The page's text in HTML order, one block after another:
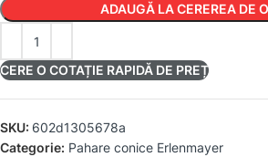
ADAUGĂ LA CEREREA DE
CERE O COTAȚIE RAPIDĂ DE PREȚ
SKU: 602d1305678a
Categorie: Pahare conice Erlenmayer